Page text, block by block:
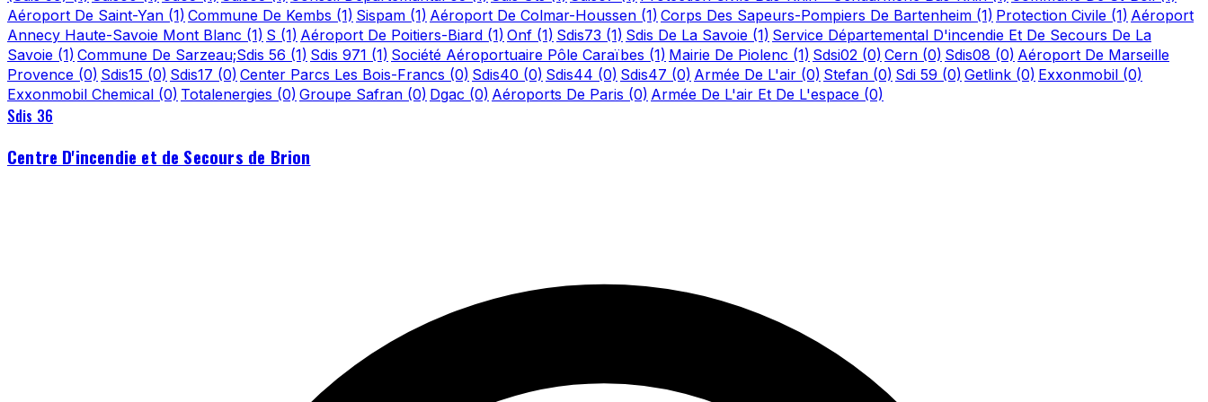
Aéroport De Saint-Yan (1) Commune De Kembs (1) Sispam (1) Aéroport De Colmar-Houssen (1) Corps Des Sapeurs-Pompiers De Bartenheim (1) Protection Civile (1) Aéroport
Annecy Haute-Savoie Mont Blanc (1) S (1) Aéroport De Poitiers-Biard (1) Onf (1) Sdis73 (1) Sdis De La Savoie (1) Service Départemental D'incendie Et De Secours De La
Savoie (1) Commune De Sarzeau;Sdis 56 (1) Sdis 971 (1) Société Aéroportuaire Pôle Caraïbes (1) Mairie De Piolenc (1) Sdsi02 (0) Cern (0) Sdis08 (0) Aéroport De Marseille
Provence (0) Sdis15 (0) Sdis17 (0) Center Parcs Les Bois-Francs (0) Sdis40 (0) Sdis44 (0) Sdis47 (0) Armée De L'air (0) Stefan (0) Sdi 59 (0) Getlink (0) Exxonmobil (0)
Exxonmobil Chemical (0) Totalenergies (0) Groupe Safran (0) Dgac (0) Aéroports De Paris (0) Armée De L'air Et De L'espace (0)
Sdis 36
Centre D'incendie et de Secours de Brion